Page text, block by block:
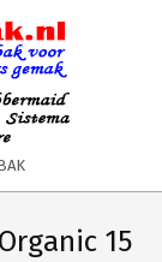
15